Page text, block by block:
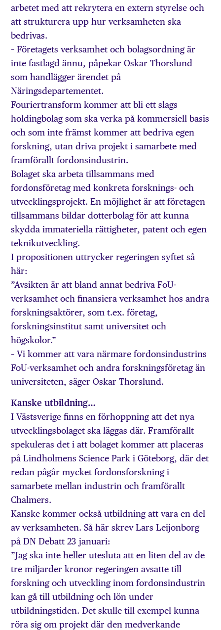
arbetet med att rekrytera en extern styrelse och
att strukturera upp hur verksamheten ska
bedrivas.
– Företagets verksamhet och bolagsordning är
inte fastlagd ännu, påpekar Oskar Thorslund
som handlägger ärendet på
Näringsdepartementet.
Fouriertransform kommer att bli ett slags
holdingbolag som ska verka på kommersiell basis
och som inte främst kommer att bedriva egen
forskning, utan driva projekt i samarbete med
framförallt fordonsindustrin.
Bolaget ska arbeta tillsammans med
fordonsföretag med konkreta forsknings- och
utvecklingsprojekt. En möjlighet är att företagen
tillsammans bildar dotterbolag för att kunna
skydda immateriella rättigheter, patent och egen
teknikutveckling.
I propositionen uttrycker regeringen syftet så
här:
”Avsikten är att bland annat bedriva FoU-
verksamhet och finansiera verksamhet hos andra
forskningsaktörer, som t.ex. företag,
forskningsinstitut samt universitet och
högskolor.”
– Vi kommer att vara närmare fordonsindustrins
FoU-verksamhet och andra forskningsföretag än
universiteten, säger Oskar Thorslund.
Kanske utbildning…
I Västsverige finns en förhoppning att det nya
utvecklingsbolaget ska läggas där. Framförallt
spekuleras det i att bolaget kommer att placeras
på Lindholmens Science Park i Göteborg, där det
redan pågår mycket fordonsforskning i
samarbete mellan industrin och framförallt
Chalmers.
Kanske kommer också utbildning att vara en del
av verksamheten. Så här skrev Lars Leijonborg
på DN Debatt 23 januari:
”Jag ska inte heller utesluta att en liten del av de
tre miljarder kronor regeringen avsatte till
forskning och utveckling inom fordonsindustrin
kan gå till utbildning och lön under
utbildningstiden. Det skulle till exempel kunna
röra sig om projekt där den medverkande